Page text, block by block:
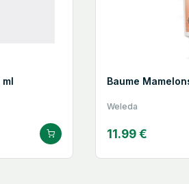
Baume
Weleda
11.99 €